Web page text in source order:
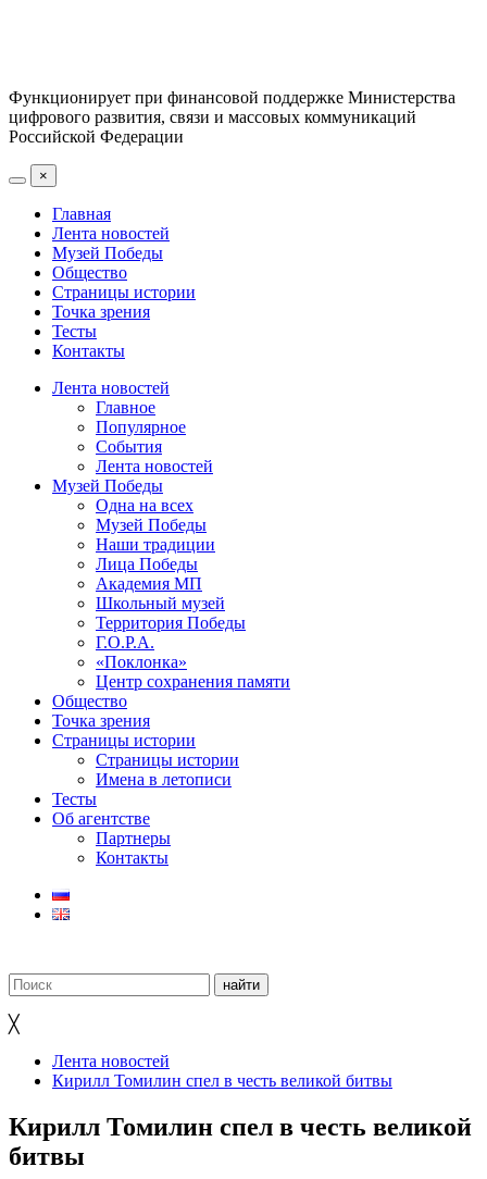
Функционирует при финансовой поддержке Министерства
цифрового развития, связи и массовых коммуникаций
Российской Федерации
×
Главная
Лента новостей
Музей Победы
Общество
Страницы истории
Точка зрения
Тесты
Контакты
Лента новостей
Главное
Популярное
События
Лента новостей
Музей Победы
Одна на всех
Музей Победы
Наши традиции
Лица Победы
Академия МП
Школьный музей
Территория Победы
Г.О.Р.А.
«Поклонка»
Центр сохранения памяти
Общество
Точка зрения
Страницы истории
Страницы истории
Имена в летописи
Тесты
Об агентстве
Партнеры
Контакты
╳
Лента новостей
Кирилл Томилин спел в честь великой битвы
Кирилл Томилин спел в честь великой
битвы